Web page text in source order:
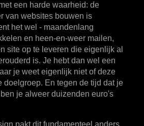
een harde waarheid: de
van websites bouwen is
het wel - maandenlang
en heen-en-weer mailen,
site op te leveren die eigenlijk al
is. Je hebt dan wel een
je weet eigenlijk niet of deze
doelgroep. En tegen de tijd dat je
je alweer duizenden euro's
pakt dit fundamenteel anders